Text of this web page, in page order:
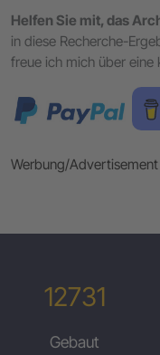
Helfen Sie mit, das
in diese Recherche-
freue ich mich über eine
Werbung/Advertisement
12731
Gebaut